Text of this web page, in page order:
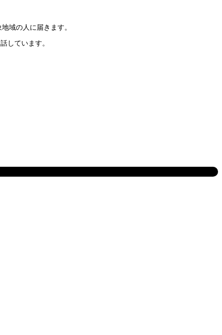
域の人に届きます。
しています。